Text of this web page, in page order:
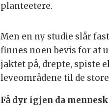
planteetere.
Men en ny studie slår
finnes noen bevis for at
jaktet på, drepte, spiste
leveområdene til de
Få dyr igjen da